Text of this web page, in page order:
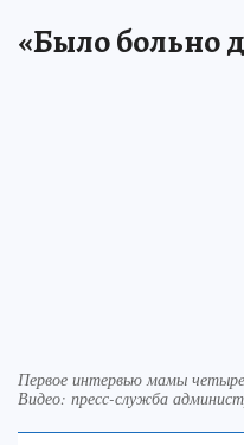
«Было больно
Первое интервью мамы
Видео: пресс-служба